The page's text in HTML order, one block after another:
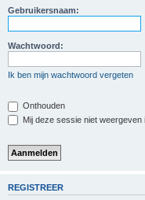
Gebruikersnaam:
Wachtwoord:
Ik ben mijn wachtwoord vergeten
Onthouden
Mij deze sessie niet
REGISTREER